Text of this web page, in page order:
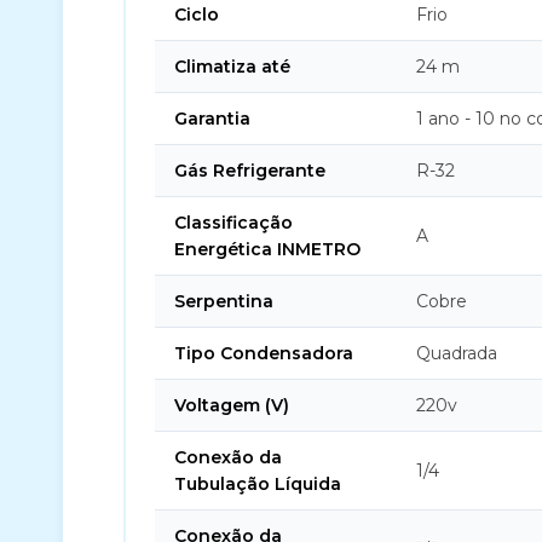
Ciclo Frio
Climatiza até 24 m
Garantia 1 ano - 10 no
Gás Refrigerante R-32
Classificação
Energética INMETRO
A
Serpentina Cobre
Tipo Condensadora Quadrada
Voltagem (V) 220v
Conexão da
Tubulação Líquida
1/4
Conexão da